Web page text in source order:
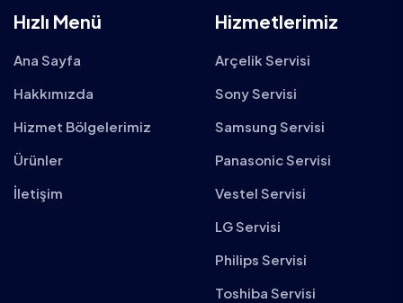
Hızlı Menü
Ana Sayfa
Hakkımızda
Hizmet Bölgelerimiz
Ürünler
İletişim
Hizmetlerimiz
Arçelik Servisi
Sony Servisi
Samsung Servisi
Panasonic Servisi
Vestel Servisi
LG Servisi
Philips Servisi
Toshiba Servisi